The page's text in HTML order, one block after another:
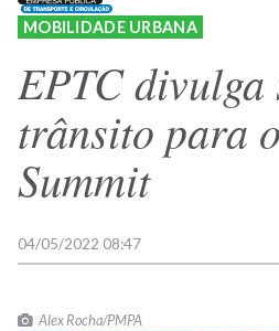
MOBILIDADE URBANA
EPTC divulga
trânsito para
Summit
04/05/2022 08:47
Alex Rocha/PMPA